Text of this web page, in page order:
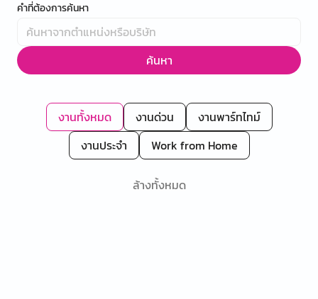
คำที่ต้องการค้นหา
ค้นหา
งานทั้งหมด งานด่วน
งานพาร์ทไทม์
งานประจำ
Work from Home
ล้างทั้งหมด